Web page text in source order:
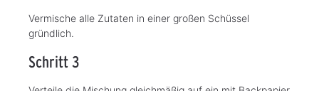
Vermische alle Zutaten in einer großen Schüssel
gründlich.
Schritt 3